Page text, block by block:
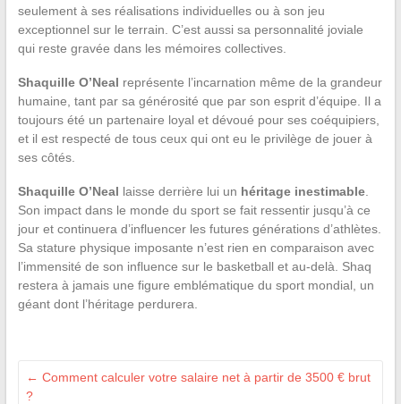
seulement à ses réalisations individuelles ou à son jeu
exceptionnel sur le terrain. C’est aussi sa personnalité joviale
qui reste gravée dans les mémoires collectives.
Shaquille O’Neal représente l’incarnation même de la grandeur
humaine, tant par sa générosité que par son esprit d’équipe. Il a
toujours été un partenaire loyal et dévoué pour ses coéquipiers,
et il est respecté de tous ceux qui ont eu le privilège de jouer à
ses côtés.
Shaquille O’Neal laisse derrière lui un héritage inestimable.
Son impact dans le monde du sport se fait ressentir jusqu’à ce
jour et continuera d’influencer les futures générations d’athlètes.
Sa stature physique imposante n’est rien en comparaison avec
l’immensité de son influence sur le basketball et au-delà. Shaq
restera à jamais une figure emblématique du sport mondial, un
géant dont l’héritage perdurera.
← Comment calculer votre salaire net à partir de 3500 € brut
?